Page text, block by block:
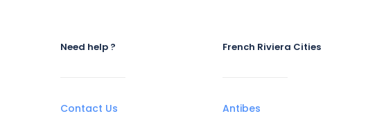
Need help ?
Contact Us
French Riviera Cities
Antibes